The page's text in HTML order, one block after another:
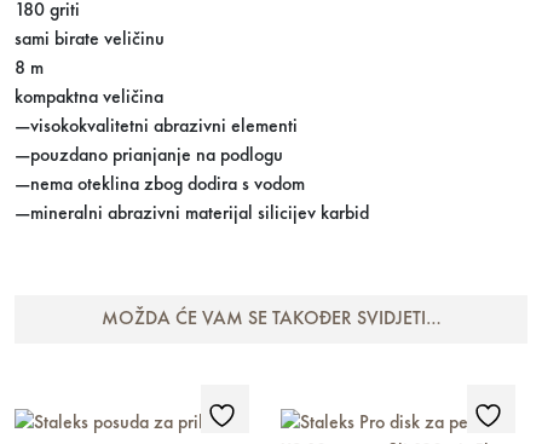
180 griti
sami birate veličinu
8 m
kompaktna veličina
—visokokvalitetni abrazivni elementi
—pouzdano prianjanje na podlogu
—nema oteklina zbog dodira s vodom
—mineralni abrazivni materijal silicijev karbid
MOŽDA ĆE VAM SE TAKOĐER SVIDJETI…